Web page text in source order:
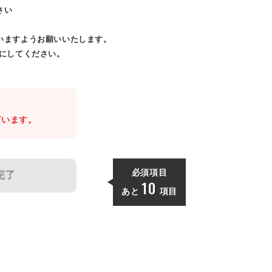
い
すようお願いいたします。
してください。
ます。
了 必須項目
あと 10 項目